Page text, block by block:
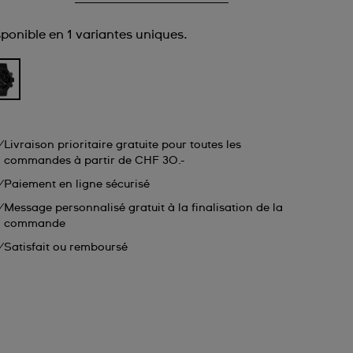
en 1 variantes uniques.
Livraison prioritaire gratuite pour toutes les
commandes à partir de CHF 30.-
Paiement en ligne sécurisé
Message personnalisé gratuit à la finalisation de la
commande
Satisfait ou remboursé